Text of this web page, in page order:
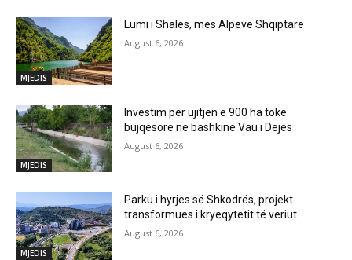
MJEDIS
Lumi i Shalës, mes Alpeve Shqiptare
August 6, 2026
MJEDIS
Investim për ujitjen e 900 ha tokë
bujqësore në bashkinë Vau i Dejës
August 6, 2026
MJEDIS
Parku i hyrjes së Shkodrës, projekt
transformues i kryeqytetit të veriut
August 6, 2026